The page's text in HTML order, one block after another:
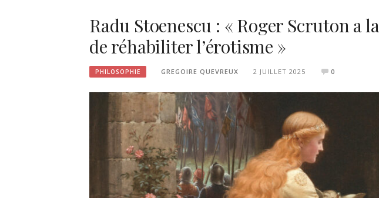
Radu Stoenescu : « Roger Scruton a
de réhabiliter l’érotisme »
PHILOSOPHIE GREGOIRE QUEVREUX 2 JUILLET 2025 0